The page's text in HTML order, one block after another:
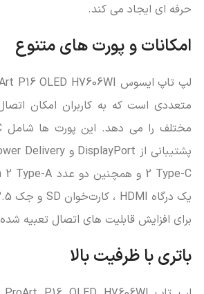
حرفه ‌ای ایجاد می ‌کند.
امکانات و پورت‌ های متنوع
متعددی است که به کاربران امکان
برای افزایش قابلیت ‌های اتصال تعبیه شده
باتری با ظرفیت بالا